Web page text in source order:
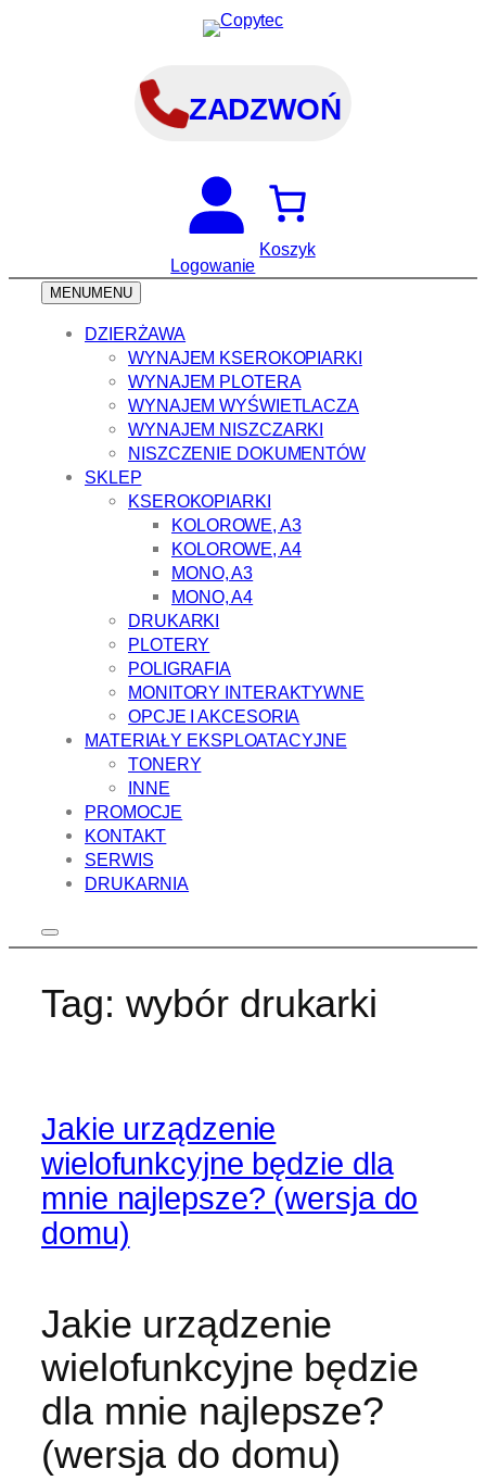
ZADZWOŃ
Logowanie
Koszyk
MENUMENU
DZIERŻAWA
WYNAJEM KSEROKOPIARKI
WYNAJEM PLOTERA
WYNAJEM WYŚWIETLACZA
WYNAJEM NISZCZARKI
NISZCZENIE DOKUMENTÓW
SKLEP
KSEROKOPIARKI
KOLOROWE, A3
KOLOROWE, A4
MONO, A3
MONO, A4
DRUKARKI
PLOTERY
POLIGRAFIA
MONITORY INTERAKTYWNE
OPCJE I AKCESORIA
MATERIAŁY EKSPLOATACYJNE
TONERY
INNE
PROMOCJE
KONTAKT
SERWIS
DRUKARNIA
Tag: wybór drukarki
Jakie urządzenie
wielofunkcyjne będzie dla
mnie najlepsze? (wersja do
domu)
Jakie urządzenie
wielofunkcyjne będzie
dla mnie najlepsze?
(wersja do domu)